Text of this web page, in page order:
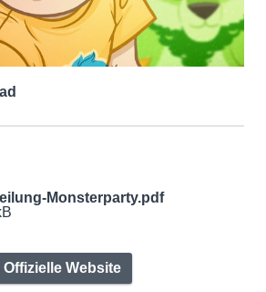
Monsterparty.pdf
Offizielle Website